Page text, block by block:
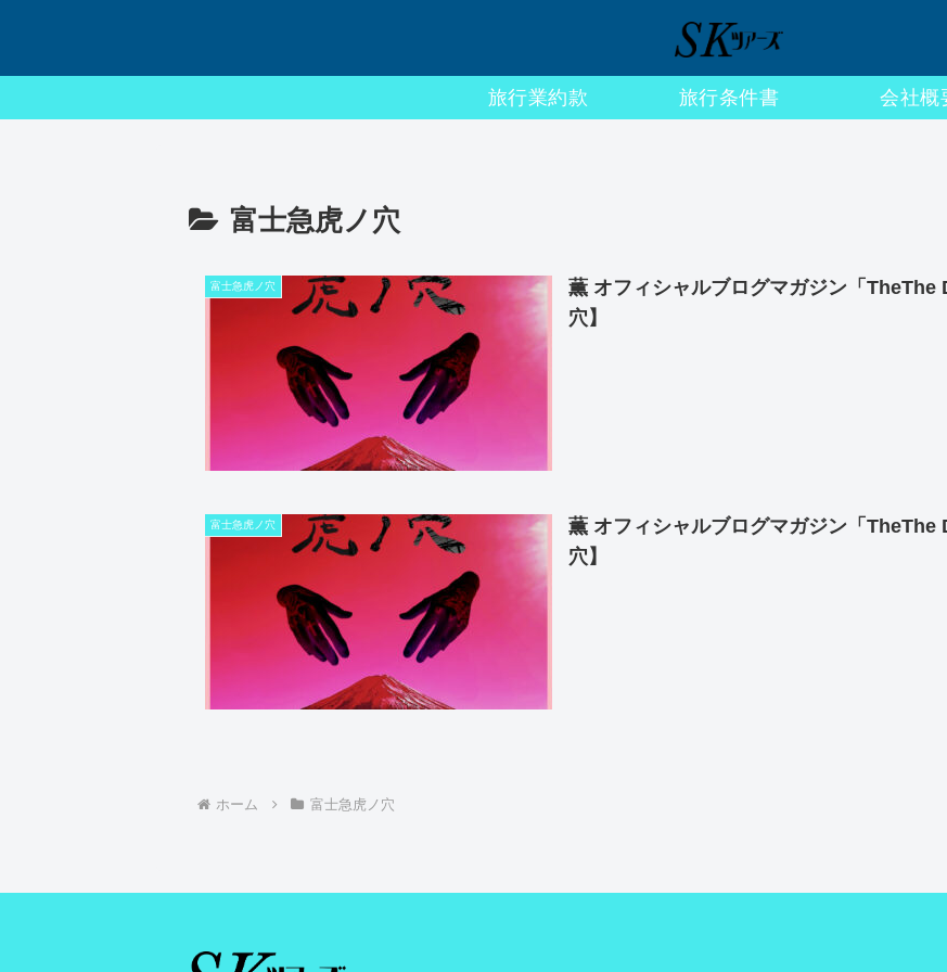
旅行業約款 旅行条件書 会社概
富士急虎ノ穴
富士急虎ノ穴
薫 オフィシャルブログマガジン「TheThe
穴】
富士急虎ノ穴
薫 オフィシャルブログマガジン「TheThe
穴】
ホーム 富士急虎ノ穴